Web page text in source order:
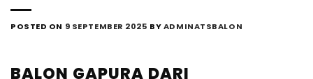
POSTED ON 9 SEPTEMBER 2025 BYADMINATSBALON
BALON GAPURA DARI